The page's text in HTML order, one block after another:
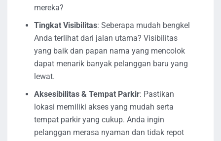
mereka?
Tingkat Visibilitas: Seberapa mudah bengkel
Anda terlihat dari jalan utama? Visibilitas
yang baik dan papan nama yang mencolok
dapat menarik banyak pelanggan baru yang
lewat.
Aksesibilitas & Tempat Parkir: Pastikan
lokasi memiliki akses yang mudah serta
tempat parkir yang cukup. Anda ingin
pelanggan merasa nyaman dan tidak repot